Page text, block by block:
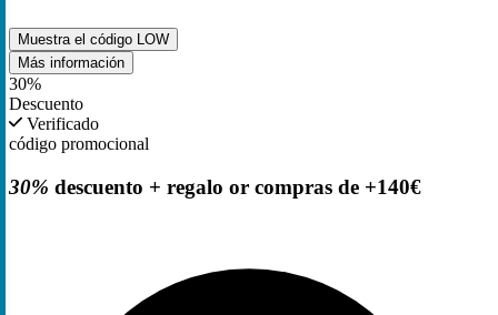
Muestra el código LOW
Más información
30%
Descuento
Verificado
código promocional
30% descuento + regalo or compras de +140€